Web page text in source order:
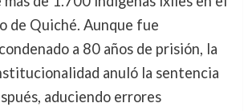
de Quiché. Aunque fue
a 80 años de prisión, la
anuló la sentencia
aduciendo errores